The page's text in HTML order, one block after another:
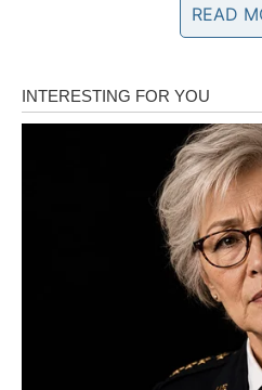
Na polju emocija očekuju vas
osobu koja će vas osvojiti
osjećanjima. Sve će početi
brzo prerasti u odnos koji će
sigurnosti i istinske sreće.
Pred vama je prilika za ljubav
Zauzeti Rakovi
Ako ste u vezi ili braku,
READ